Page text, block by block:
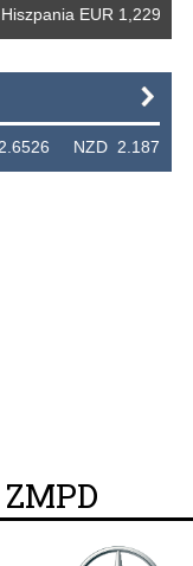
EUR 1,229
NZD 2.1871